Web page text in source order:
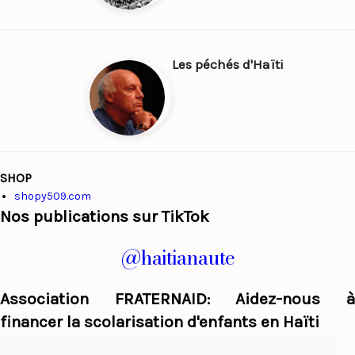
Les péchés d'Haïti
SHOP
shopy509.com
Nos publications sur TikTok
@haitianaute
Association FRATERNAID: Aidez-nous à
financer la scolarisation d'enfants en Haïti